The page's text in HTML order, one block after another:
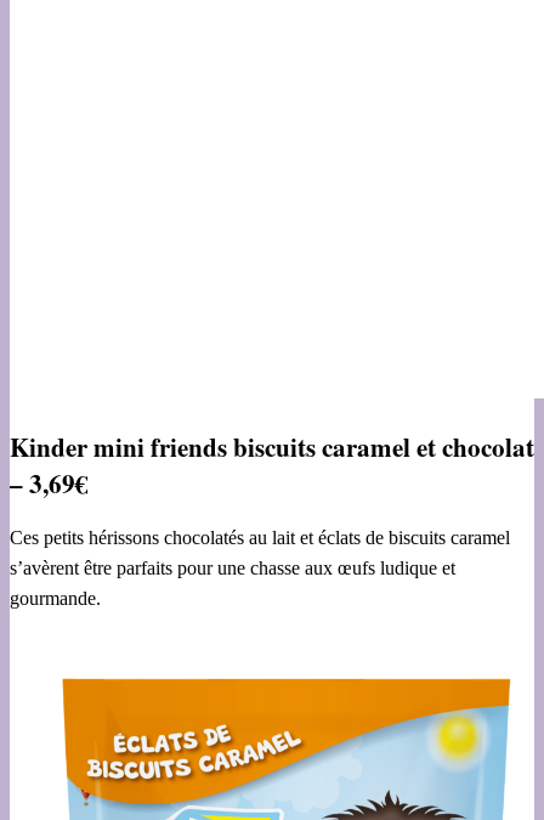
Kinder mini friends biscuits caramel et chocolat
– 3,69€
Ces petits hérissons chocolatés au lait et éclats de biscuits caramel
s’avèrent être parfaits pour une chasse aux œufs ludique et
gourmande.